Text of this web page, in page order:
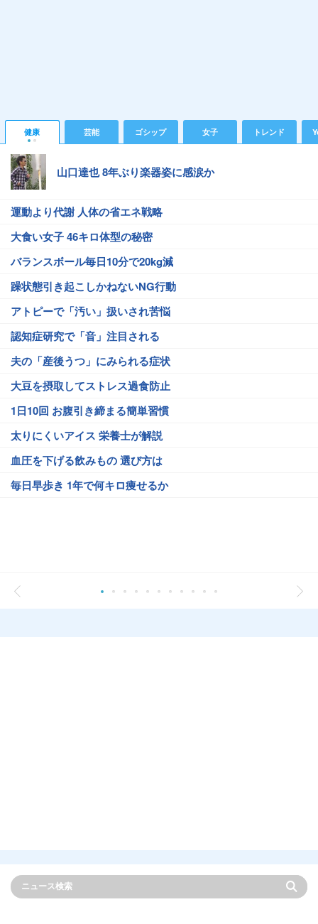
健康 芸能 ゴシップ 女子 トレンド
山口達也 8年ぶり楽器姿に感涙か
運動より代謝 人体の省エネ戦略
大食い女子 46キロ体型の秘密
バランスボール毎日10分で20kg減
躁状態引き起こしかねないNG行動
アトピーで「汚い」扱いされ苦悩
認知症研究で「音」注目される
夫の「産後うつ」にみられる症状
大豆を摂取してストレス過食防止
1日10回 お腹引き締まる簡単習慣
太りにくいアイス 栄養士が解説
血圧を下げる飲みもの 選び方は
毎日早歩き 1年で何キロ痩せるか